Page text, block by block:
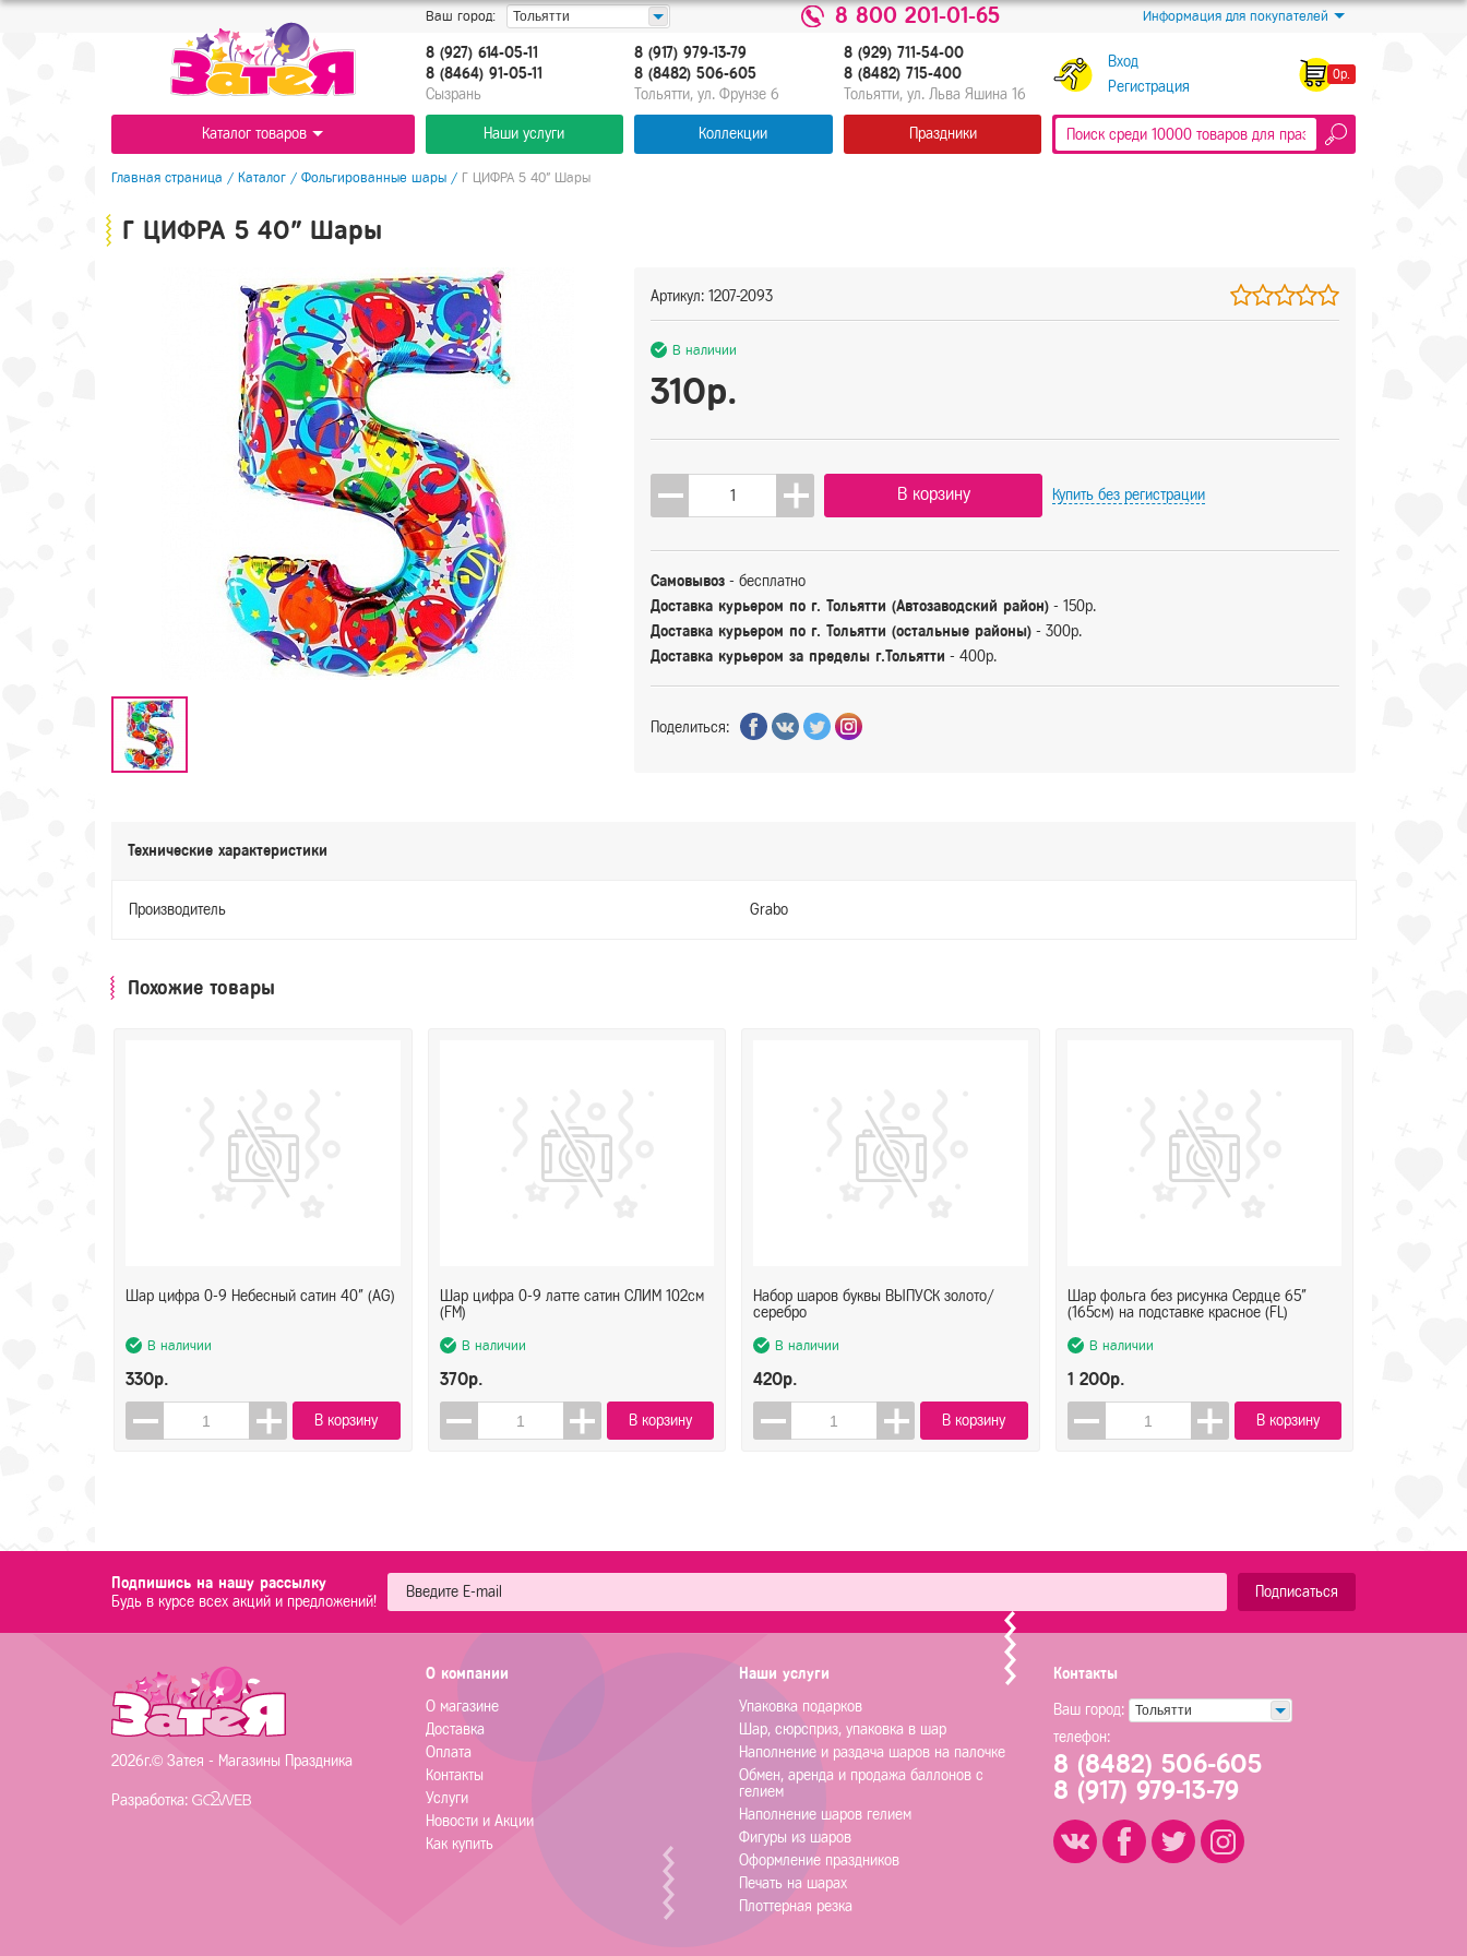
Ваш город: Тольятти 8 800 201-01-65 Информация для покупателей
8 (927) 614-05-11
8 (8464) 91-05-11
Cызрань
8 (917) 979-13-79
8 (8482) 506-605
Тольятти, ул. Фрунзе 6
8 (929) 711-54-00
8 (8482) 715-400
Тольятти, ул. Льва Яшина 16
Вход
Регистрация
0р.
Каталог товаров Наши услуги Коллекции Праздники
Главная страница / Каталог / Фольгированные шары / Г ЦИФРА 5 40" Шары
Г ЦИФРА 5 40" Шары
Артикул: 1207-2093
В наличии
310р.
В корзину Купить без регистрации
Самовывоз - бесплатно
Доставка курьером по г. Тольятти (Автозаводский район) - 150р.
Доставка курьером по г. Тольятти (остальные районы) - 300р.
Доставка курьером за пределы г.Тольятти - 400р.
Поделиться:
Технические характеристики
Производитель Grabo
Похожие товары
Шар цифра 0-9 Небесный сатин 40" (AG)
В наличии
330р.
В корзину
Шар цифра 0-9 латте сатин СЛИМ 102см
(FM)
В наличии
370р.
В корзину
Набор шаров буквы ВЫПУСК золото/
серебро
В наличии
420р.
В корзину
Шар фольга без рисунка Сердце 65"
(165см) на подставке красное (FL)
В наличии
1 200р.
В корзину
Подпишись на нашу рассылку
Будь в курсе всех акций и предложений!
Подписаться
Контакты
Ваш город: Тольятти
телефон:
8 (8482) 506-605
8 (917) 979-13-79
О компании
О магазине
Доставка
Оплата
Контакты
Услуги
Новости и Акции
Как купить
Наши услуги
Упаковка подарков
Шар, сюрсприз, упаковка в шар
Наполнение и раздача шаров на палочке
Обмен, аренда и продажа баллонов с
гелием
Наполнение шаров гелием
Фигуры из шаров
Оформление праздников
Печать на шарах
Плоттерная резка
2026г.© Затея - Магазины Праздника
Разработка: